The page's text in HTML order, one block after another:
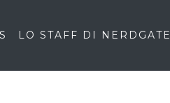
LO STAFF DI NERDGATE